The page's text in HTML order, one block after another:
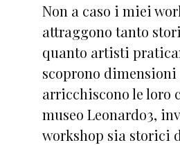
Non a caso i miei
attraggono tanto
quanto artisti
scoprono dimensioni
arricchiscono le loro
museo Leonardo3,
workshop sia storici